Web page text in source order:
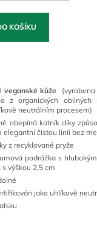
KOŠÍKU
veganské kůže
z organických obilných
neutrálním procesem)
obepíná kotník díky
elegantní čistou linii bez
z recyklované pryže
podrážka s
výškou 2,5 cm
jako uhlíkově